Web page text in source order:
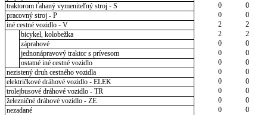
traktorom ťahaný vymeniteľný stroj - S
0
0
pracovný stroj - P
0
0
iné cestné vozidlo - V
2
2
bicykel, kolobežka
2
2
záprahové
0
0
jednonápravový traktor s prívesom
0
0
ostatné iné cestné vozidlo
0
0
nezistený druh cestného vozidla
0
0
električkové dráhové vozidlo - ELEK
0
0
trolejbusové dráhové vozidlo - TR
0
0
železničné dráhové vozidlo - ZE
0
0
nezadané
0 0